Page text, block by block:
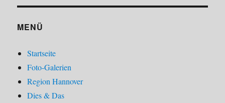
MENÜ
Startseite
Foto-Galerien
Region Hannover
Dies & Das